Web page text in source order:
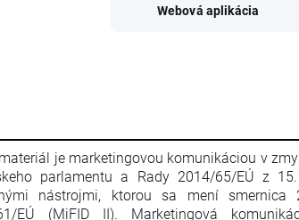
Webová aplikácia
je marketingovou komunikáciou v
parlamentu a Rady 2014/65/EÚ z
nástrojmi, ktorou sa mení smernica
EÚ (MiFID II). Marketingová